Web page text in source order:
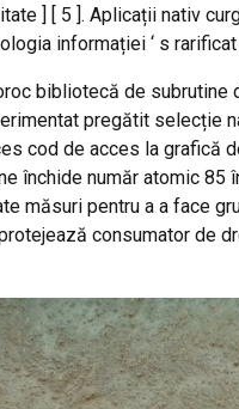
] [ 5 ]. Aplicații nativ
informației ‘ s
bibliotecă de
pregătit selecție
cod de acces la grafică
închide număr atomic
măsuri pentru a a face
consumator de